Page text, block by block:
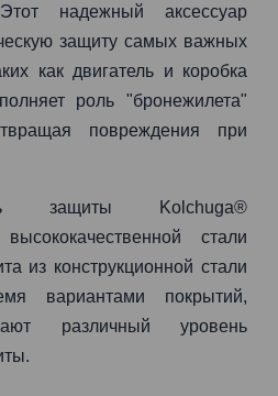
надежный аксессуар
защиту самых важных
как двигатель и коробка
роль "бронежилета"
повреждения при
защиты Kolchuga®
стали
из конструкционной стали
вариантами покрытий,
различный уровень